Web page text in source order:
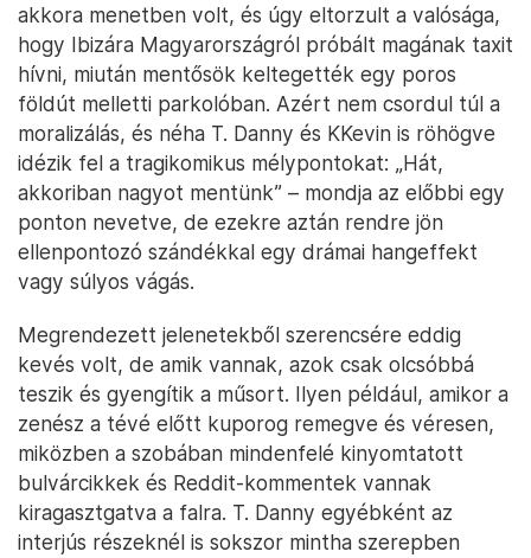
akkora menetben volt, és úgy eltorzult a valósága,
hogy Ibizára Magyarországról próbált magának taxit
hívni, miután mentősök keltegették egy poros
földút melletti parkolóban. Azért nem csordul túl a
moralizálás, és néha T. Danny és KKevin is röhögve
idézik fel a tragikomikus mélypontokat: „Hát,
akkoriban nagyot mentünk” – mondja az előbbi egy
ponton nevetve, de ezekre aztán rendre jön
ellenpontozó szándékkal egy drámai hangeffekt
vagy súlyos vágás.
Megrendezett jelenetekből szerencsére eddig
kevés volt, de amik vannak, azok csak olcsóbbá
teszik és gyengítik a műsort. Ilyen például, amikor a
zenész a tévé előtt kuporog remegve és véresen,
miközben a szobában mindenfelé kinyomtatott
bulvárcikkek és Reddit-kommentek vannak
kiragasztgatva a falra. T. Danny egyébként az
interjús részeknél is sokszor mintha szerepben